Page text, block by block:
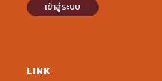
เข้าสู่ระบบ
LINK